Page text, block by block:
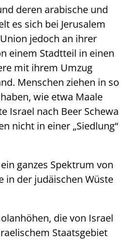
deren arabische und
es sich bei Jerusalem
jedoch an ihrer
einem Stadtteil in einen
mit ihrem Umzug
Menschen ziehen in so
wie etwa Maale
Israel nach Beer Schewa
nicht in einer „Siedlung“
ganzes Spektrum von
in der judäischen Wüste
die von Israel
Staatsgebiet